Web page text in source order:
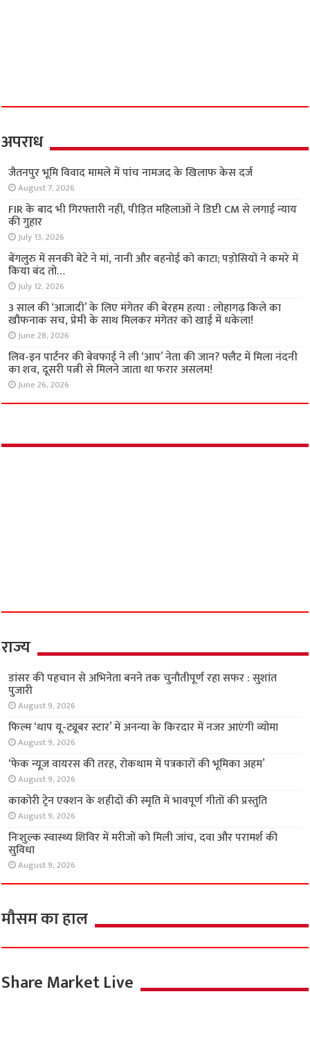
अपराध
जैतनपुर भूमि विवाद मामले में पांच नामजद के खिलाफ केस दर्ज
August 7, 2026
FIR के बाद भी गिरफ्तारी नहीं, पीड़ित महिलाओं ने डिप्टी CM से लगाई न्याय
की गुहार
July 13, 2026
बेंगलुरु में सनकी बेटे ने मां, नानी और बहनोई को काटा; पड़ोसियों ने कमरे में
किया बंद तो…
July 12, 2026
3 साल की ‘आजादी’ के लिए मंगेतर की बेरहम हत्या : लोहागढ़ किले का
खौफनाक सच, प्रेमी के साथ मिलकर मंगेतर को खाई में धकेला!
June 28, 2026
लिव-इन पार्टनर की बेवफाई ने ली ‘आप’ नेता की जान? फ्लैट में मिला नंदनी
राज्य
डांसर की पहचान से अभिनेता बनने तक चुनौतीपूर्ण रहा सफर : सुशांत
पुजारी
फिल्म ‘थाप यू-ट्यूबर स्टार’ में अनन्या के किरदार में नजर आएंगी व्योमा
August 9, 2026
‘फेक न्यूज वायरस की तरह, रोकथाम में पत्रकारों की भूमिका अहम’
काकोरी ट्रेन एक्शन के शहीदों की स्मृति में भावपूर्ण गीतों की प्रस्तुति
August 9, 2026
निःशुल्क स्वास्थ्य शिविर में मरीजों को मिली जांच, दवा और परामर्श की
August 9, 2026